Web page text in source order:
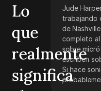
Jude
trabajando
de
completo al
sobre
escriben
Si hace
Lo
que
realmente
significa